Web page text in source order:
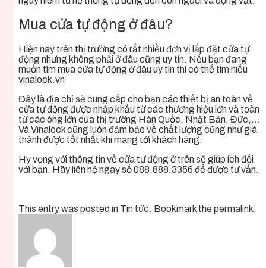
Mua cửa tự động ở đâu?
Hiện nay trên thị trường có rất nhiều đơn vị lắp đặt cửa tự
động nhưng không phải ở đâu cũng uy tín. Nếu bạn đang
muốn tìm mua cửa tự động ở đâu uy tín thì có thể tìm hiểu
vinalock.vn
Đây là địa chỉ sẽ cung cấp cho bạn các thiết bị an toàn về
cửa tự động được nhập khẩu từ các thương hiệu lớn và toàn
từ các ông lớn của thị trường Hàn Quốc, Nhật Bản, Đức,…
Và Vinalock cũng luôn đảm bảo về chất lượng cũng như giá
thành được tốt nhất khi mang tới khách hàng.
Hy vọng với thông tin về cửa tự động ở trên sẽ giúp ích đối
với bạn. Hãy liên hệ ngay số 088.888.3356 để được tư vấn.
This entry was posted in Tin tức. Bookmark thepermalink.